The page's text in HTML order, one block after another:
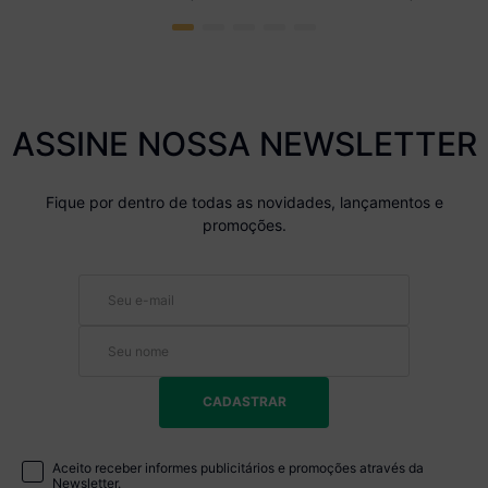
ASSINE NOSSA NEWSLETTER
Fique por dentro de todas as novidades, lançamentos e
promoções.
CADASTRAR
Aceito receber informes publicitários e promoções através da
Newsletter.